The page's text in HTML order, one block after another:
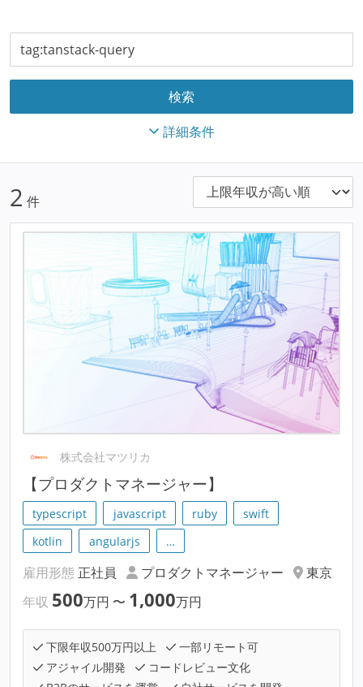
詳細条件
2 件
株式会社マツリカ
【プロダクトマネージャー】
typescript javascript ruby
swift
kotlin
angularjs …
雇用形態 正社員 プロダクトマネージャー
東京
年収 500万円 〜 1,000万円
下限年収500万円以上
一部リモート可
アジャイル開発
コードレビュー文化